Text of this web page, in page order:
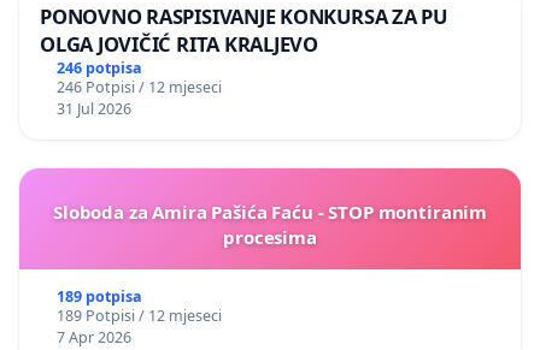
PONOVNO RASPISIVANJE KONKURSA ZA PU
OLGA JOVIČIĆ RITA KRALJEVO
246 potpisa
246 Potpisi / 12 mjeseci
31 Jul 2026
Sloboda za Amira Pašića Faću - STOP montiranim
procesima
189 potpisa
189 Potpisi / 12 mjeseci
7 Apr 2026